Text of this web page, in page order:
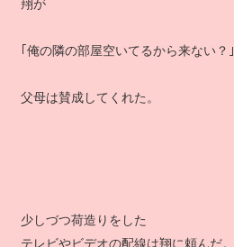
翔が
｢俺の隣の部屋空いてるから来ない？｣
父母は賛成してくれた。
少しづつ荷造りをした
テレビやビデオの配線は翔に頼んだ。